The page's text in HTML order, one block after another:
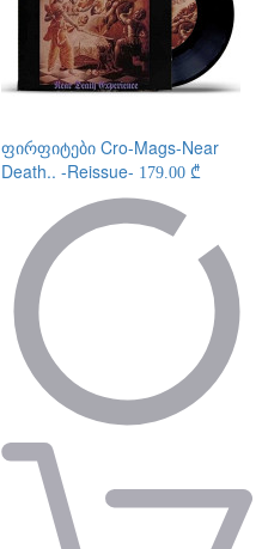
ფირფიტები Cro-Mags-Near
Death.. -Reissue- 179.00 ₾